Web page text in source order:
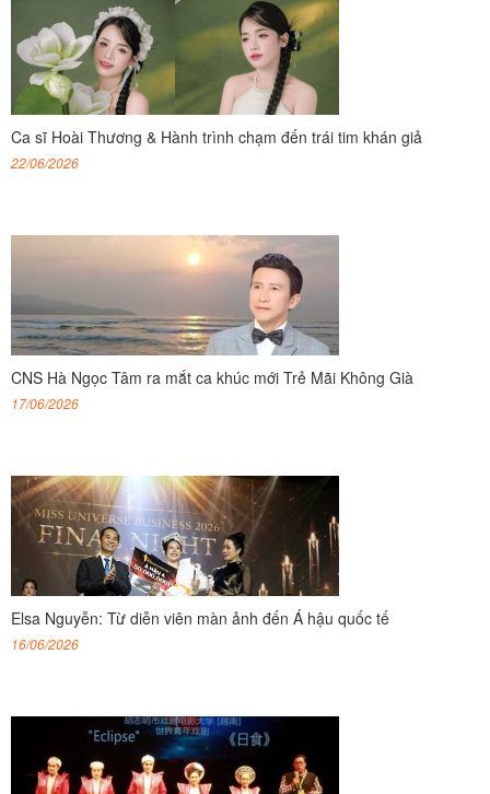
Ca sĩ Hoài Thương & Hành trình chạm đến trái tim khán giả
22/06/2026
CNS Hà Ngọc Tâm ra mắt ca khúc mới Trẻ Mãi Không Già
17/06/2026
Elsa Nguyễn: Từ diễn viên màn ảnh đến Á hậu quốc tế
16/06/2026